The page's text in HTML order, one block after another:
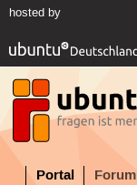
hosted by
Portal Forum